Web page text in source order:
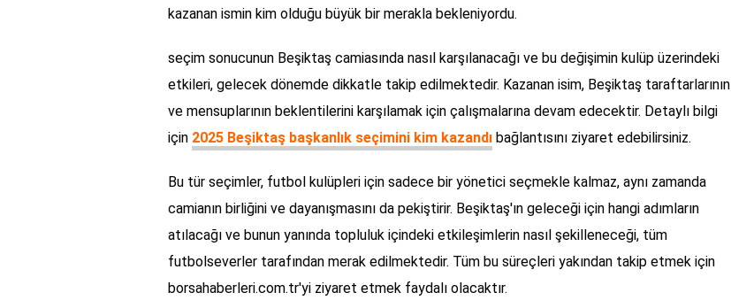
kazanan ismin kim olduğu büyük bir merakla bekleniyordu.
seçim sonucunun Beşiktaş camiasında nasıl karşılanacağı ve bu değişimin kulüp üzerindeki
etkileri, gelecek dönemde dikkatle takip edilmektedir. Kazanan isim, Beşiktaş taraftarlarının
ve mensuplarının beklentilerini karşılamak için çalışmalarına devam edecektir. Detaylı bilgi
için 2025 Beşiktaş başkanlık seçimini kim kazandı bağlantısını ziyaret edebilirsiniz.
Bu tür seçimler, futbol kulüpleri için sadece bir yönetici seçmekle kalmaz, aynı zamanda
camianın birliğini ve dayanışmasını da pekiştirir. Beşiktaş'ın geleceği için hangi adımların
atılacağı ve bunun yanında topluluk içindeki etkileşimlerin nasıl şekilleneceği, tüm
futbolseverler tarafından merak edilmektedir. Tüm bu süreçleri yakından takip etmek için
borsahaberleri.com.tr'yi ziyaret etmek faydalı olacaktır.